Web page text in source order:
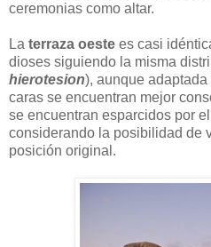
ceremonias como altar.
La terraza oeste es casi
dioses siguiendo la misma
hierotesion), aunque
caras se encuentran mejor
se encuentran esparcidos por
considerando la posibilidad de
posición original.